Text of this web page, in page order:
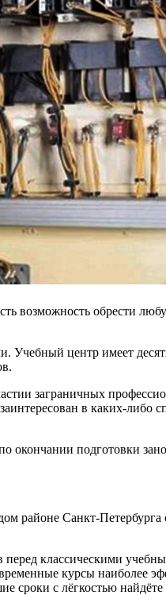
возможность обрести
Учебный центр имеет
заграничных
в каких-либо
подготовки
районе Санкт-
классическими
курсы наиболее
сроки с лёгкостью